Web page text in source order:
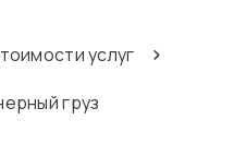
услуг
груз